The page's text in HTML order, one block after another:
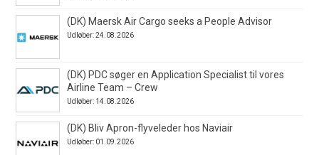
(DK) Maersk Air Cargo seeks a People Advisor
Udløber: 24.08.2026
(DK) PDC søger en Application Specialist til vores
Airline Team – Crew
Udløber: 14.08.2026
(DK) Bliv Apron-flyveleder hos Naviair
Udløber: 01.09.2026